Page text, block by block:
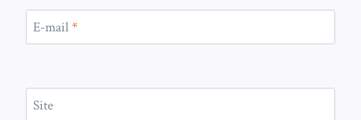
E-mail*
Site